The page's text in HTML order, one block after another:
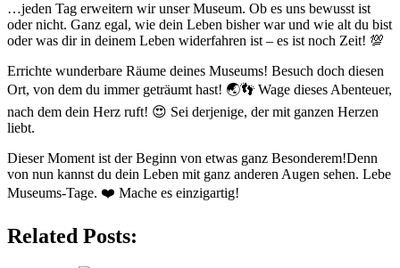
…jeden Tag erweitern wir unser Museum. Ob es uns bewusst ist
oder nicht. Ganz egal, wie dein Leben bisher war und wie alt du bist
oder was dir in deinem Leben widerfahren ist – es ist noch Zeit! 💯
Errichte wunderbare Räume deines Museums! Besuch doch diesen
Ort, von dem du immer geträumt hast! 🌏👣 Wage dieses Abenteuer,
nach dem dein Herz ruft! 😍 Sei derjenige, der mit ganzen Herzen
liebt.
Dieser Moment ist der Beginn von etwas ganz Besonderem!Denn
von nun kannst du dein Leben mit ganz anderen Augen sehen. Lebe
Museums-Tage. ❤️ Mache es einzigartig!
Related Posts: